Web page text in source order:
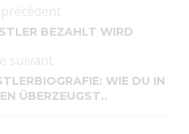
BEZAHLT WIRD
suivant
WIE DU IN
ÜBERZEUGST..